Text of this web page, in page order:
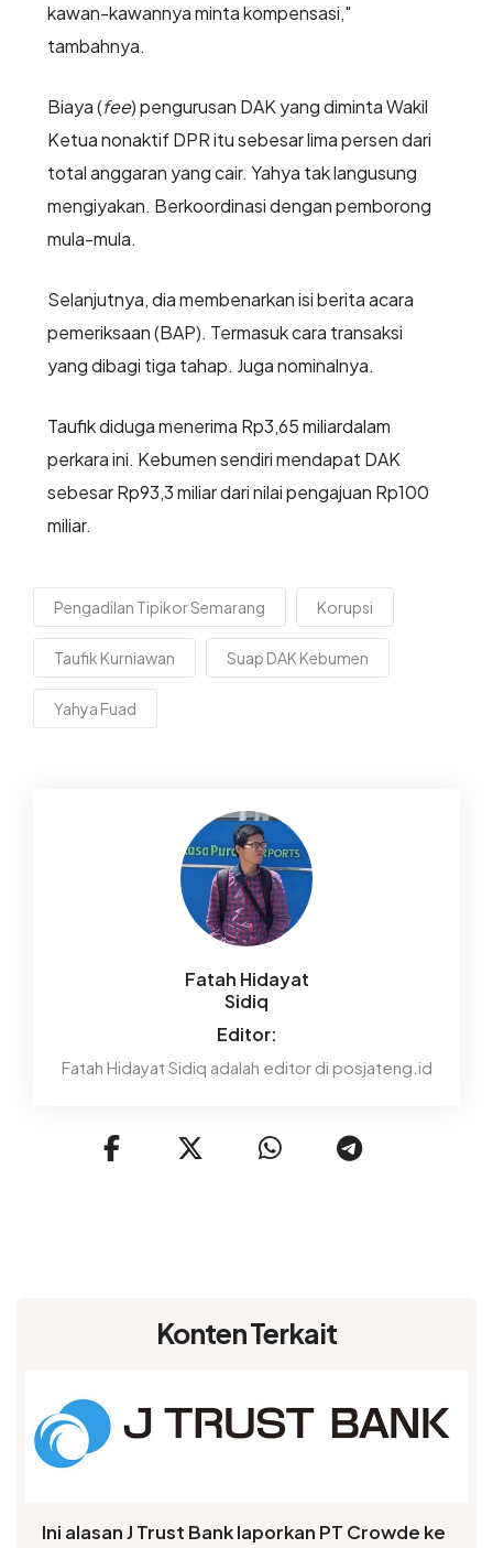
kawan-kawannya minta kompensasi,"
tambahnya.
Biaya (fee) pengurusan DAK yang diminta Wakil
Ketua nonaktif DPR itu sebesar lima persen dari
total anggaran yang cair. Yahya tak langusung
mengiyakan. Berkoordinasi dengan pemborong
mula-mula.
Selanjutnya, dia membenarkan isi berita acara
pemeriksaan (BAP). Termasuk cara transaksi
yang dibagi tiga tahap. Juga nominalnya.
Taufik diduga menerima Rp3,65 miliardalam
perkara ini. Kebumen sendiri mendapat DAK
sebesar Rp93,3 miliar dari nilai pengajuan Rp100
miliar.
Pengadilan Tipikor Semarang Korupsi
Taufik Kurniawan Suap DAK Kebumen
Yahya Fuad
Fatah Hidayat
Sidiq
Editor:
Fatah Hidayat Sidiq adalah editor di posjateng.id
Konten Terkait
Ini alasan J Trust Bank laporkan PT Crowde ke